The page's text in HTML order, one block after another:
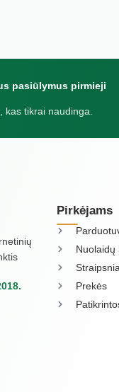
pasiūlymus pirmieji
tikrai naudinga.
Pirkėjams
Nuolaidų
Prekės